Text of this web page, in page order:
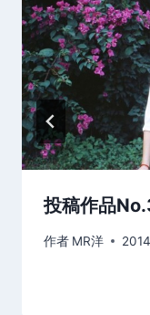
投稿作品
作者 MR洋